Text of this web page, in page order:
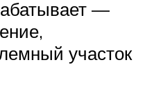
—
участок